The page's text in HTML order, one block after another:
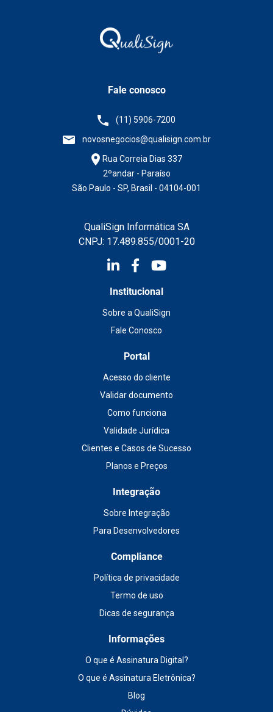
Fale conosco
(11) 5906-7200
novosnegocios@qualisign.com.br
Rua Correia Dias 337
2ºandar - Paraíso
São Paulo - SP, Brasil - 04104-001
QualiSign Informática SA
CNPJ: 17.489.855/0001-20
Institucional
Sobre a QualiSign
Fale Conosco
Portal
Acesso do cliente
Validar documento
Como funciona
Validade Jurídica
Clientes e Casos de Sucesso
Planos e Preços
Integração
Sobre Integração
Para Desenvolvedores
Compliance
Política de privacidade
Termo de uso
Dicas de segurança
Informações
O que é Assinatura Digital?
O que é Assinatura Eletrônica?
Blog